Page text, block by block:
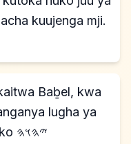
kuujenga mji.
Baḇel, kwa